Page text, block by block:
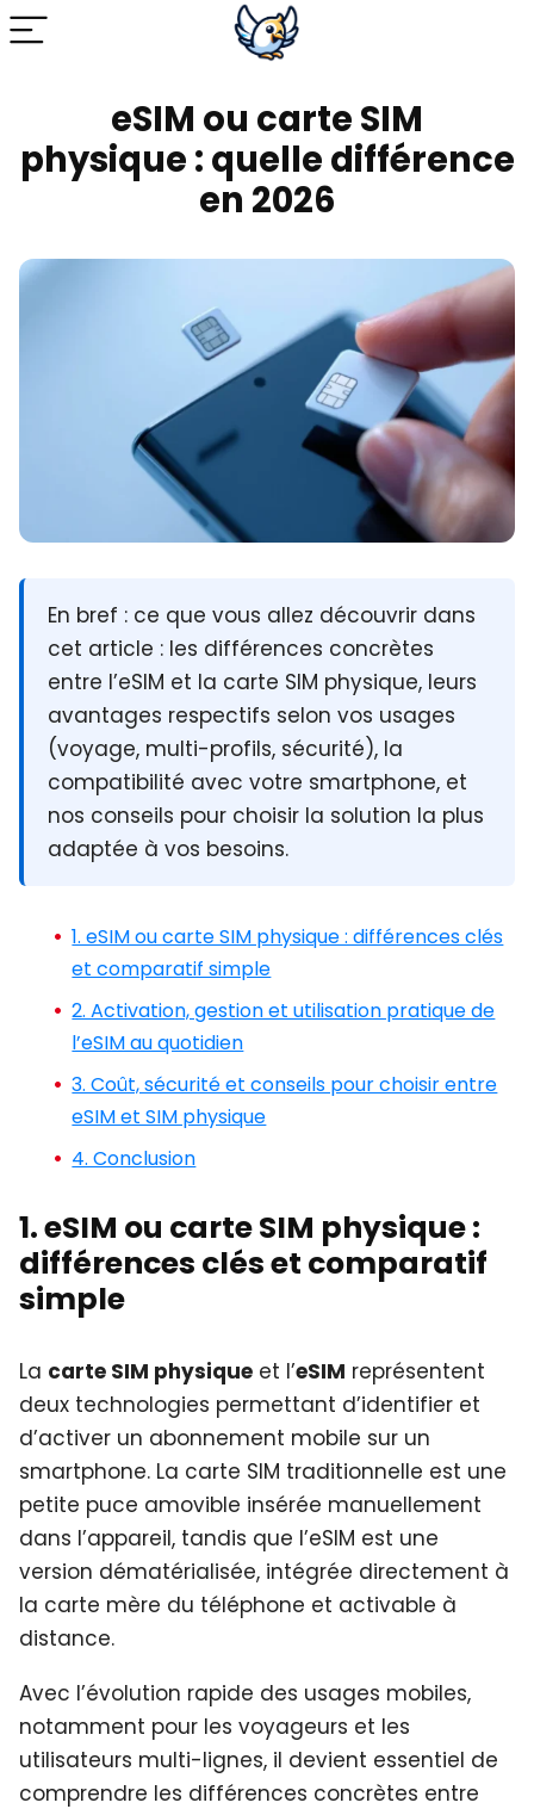
eSIM ou carte SIM
physique : quelle différence
en 2026
En bref : ce que vous allez découvrir dans
cet article : les différences concrètes
entre l’eSIM et la carte SIM physique, leurs
avantages respectifs selon vos usages
(voyage, multi-profils, sécurité), la
compatibilité avec votre smartphone, et
nos conseils pour choisir la solution la plus
adaptée à vos besoins.
1. eSIM ou carte SIM physique : différences clés
et comparatif simple
2. Activation, gestion et utilisation pratique de
l’eSIM au quotidien
3. Coût, sécurité et conseils pour choisir entre
eSIM et SIM physique
4. Conclusion
1. eSIM ou carte SIM physique :
différences clés et comparatif
simple
La carte SIM physique et l’eSIM représentent
deux technologies permettant d’identifier et
d’activer un abonnement mobile sur un
smartphone. La carte SIM traditionnelle est une
petite puce amovible insérée manuellement
dans l’appareil, tandis que l’eSIM est une
version dématérialisée, intégrée directement à
la carte mère du téléphone et activable à
distance.
Avec l’évolution rapide des usages mobiles,
notamment pour les voyageurs et les
utilisateurs multi-lignes, il devient essentiel de
comprendre les différences concrètes entre